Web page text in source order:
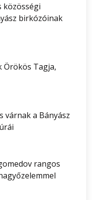
közösségi
birkózóinak
Örökös Tagja,
várnak a Bányász
rangos